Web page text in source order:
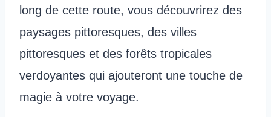
long de cette route, vous découvrirez des
paysages pittoresques, des villes
pittoresques et des forêts tropicales
verdoyantes qui ajouteront une touche de
magie à votre voyage.